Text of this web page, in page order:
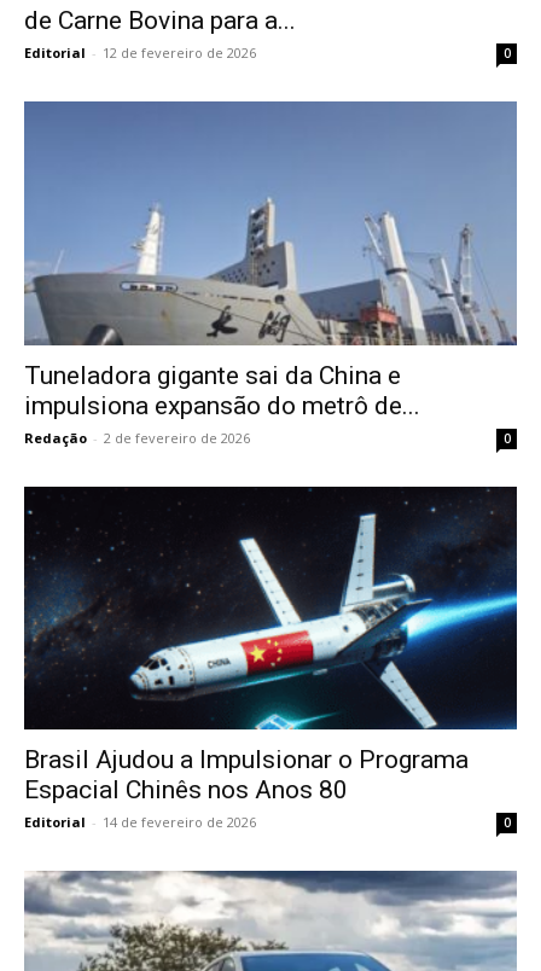
de Carne Bovina para a...
Editorial - 12 de fevereiro de 2026 0
Tuneladora gigante sai da China e
impulsiona expansão do metrô de...
Redação - 2 de fevereiro de 2026 0
Brasil Ajudou a Impulsionar o Programa
Espacial Chinês nos Anos 80
Editorial - 14 de fevereiro de 2026 0